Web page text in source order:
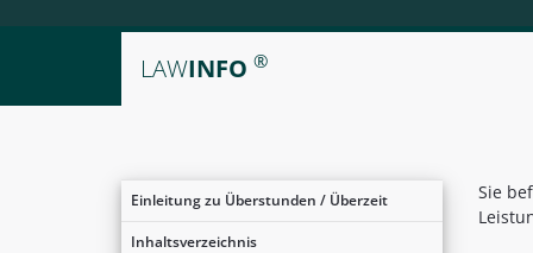
LAWINFO ®
Einleitung zu Überstunden / Überzeit
Inhaltsverzeichnis
Sie